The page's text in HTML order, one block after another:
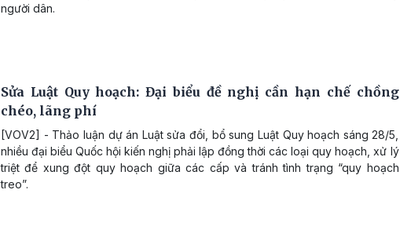
người dân.
Sửa Luật Quy hoạch: Đại biểu đề nghị cần hạn chế chồng
chéo, lãng phí
[VOV2] - Thảo luận dự án Luật sửa đổi, bổ sung Luật Quy hoạch sáng 28/5,
nhiều đại biểu Quốc hội kiến nghị phải lập đồng thời các loại quy hoạch, xử lý
triệt để xung đột quy hoạch giữa các cấp và tránh tình trạng “quy hoạch
treo”.